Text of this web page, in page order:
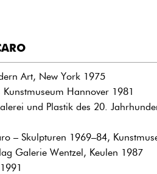
Art, New York 1975
Hannover 1981
und Plastik des 20.
– Skulpturen 1969–84,
Galerie Wentzel, Keulen 1987